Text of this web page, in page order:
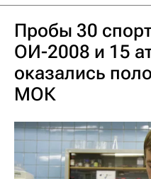
Пробы 30
ОИ-2008 и 15
оказались
МОК